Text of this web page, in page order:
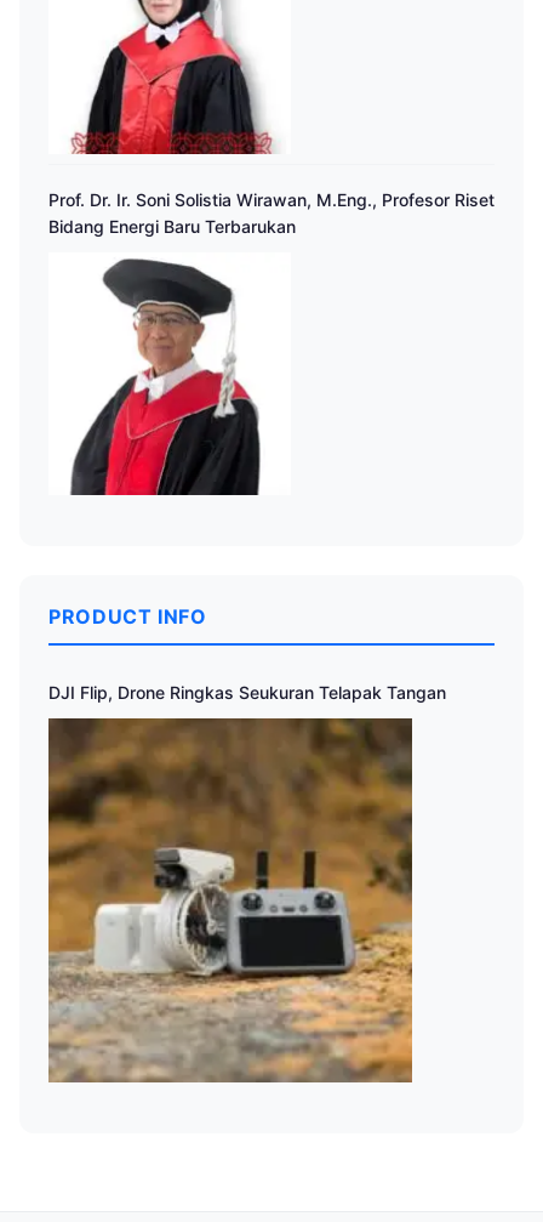
Prof. Dr. Ir. Soni Solistia Wirawan, M.Eng., Profesor Riset
Bidang Energi Baru Terbarukan
PRODUCT INFO
DJI Flip, Drone Ringkas Seukuran Telapak Tangan